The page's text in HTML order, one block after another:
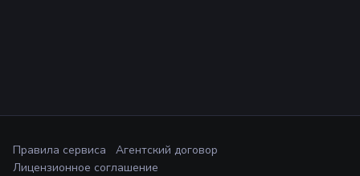
Правила сервиса
Агентский договор
Лицензионное соглашение